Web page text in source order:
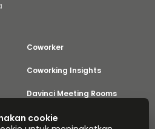
Coworker
Coworking Insights
Davinci Meeting Rooms
Incendium
cookie